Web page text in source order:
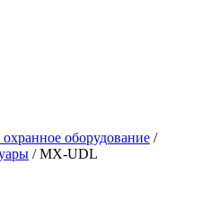
оборудование /
/MX-UDL